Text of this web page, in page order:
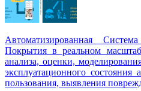
Автоматизированная
Покрытия в реальном
анализа, оценки,
эксплуатационного
пользования, выявления